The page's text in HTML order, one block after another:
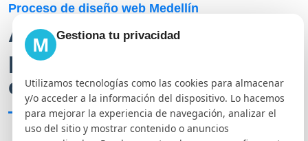
Proceso de diseño web Medellín
Así construimos una
página web con orden,
claridad y visión comercial
M Gestiona tu privacidad
Utilizamos tecnologías como las cookies para almacenar
y/o acceder a la información del dispositivo. Lo hacemos
para mejorar la experiencia de navegación, analizar el
uso del sitio y mostrar contenido o anuncios